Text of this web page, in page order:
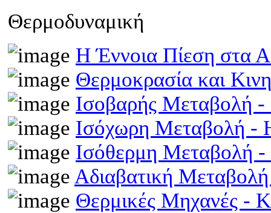
Θερμοδυναμική
Η Έννοια Πίεση στα
Θερμοκρασία και
Ισοβαρής Μεταβολή
Ισόχωρη Μεταβολή -
Ισόθερμη Μεταβολή
Αδιαβατική
Θερμικές Μηχανές -